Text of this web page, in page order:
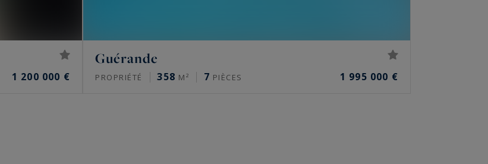
1 200 000 €
Guérande
PROPRIÉTÉ 358 M² 7 PIÈCES 1 995 000 €